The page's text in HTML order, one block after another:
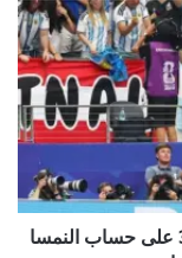
كأس العالم.. الأرجنتين تتأهل إلى دور الـ32 على حساب النمسا